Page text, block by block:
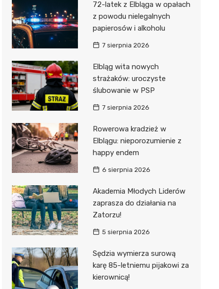
72-latek z Elbląga w opałach
z powodu nielegalnych
papierosów i alkoholu
7 sierpnia 2026
Elbląg wita nowych
strażaków: uroczyste
ślubowanie w PSP
7 sierpnia 2026
Rowerowa kradzież w
Elblągu: nieporozumienie z
happy endem
6 sierpnia 2026
Akademia Młodych Liderów
zaprasza do działania na
Zatorzu!
5 sierpnia 2026
Sędzia wymierza surową
karę 85-letniemu pijakowi za
kierownicą!